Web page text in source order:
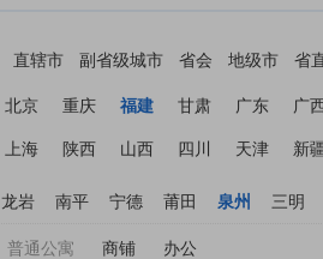
直辖市 副省级城市 省会 地级市 省
北京 重庆 福建 甘肃 广东 广
上海 陕西 山西 四川 天津 新
龙岩 南平 宁德 莆田 泉州 三明
普通公寓 商铺 办公